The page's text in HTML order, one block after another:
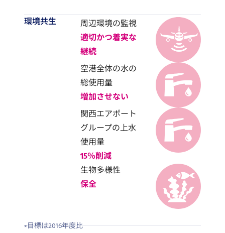
環境共生
周辺環境の監視
適切かつ着実な
継続
空港全体の水の
総使用量
増加させない
関西エアポート
グループの上水
使用量
15％削減
生物多様性
保全
目標は2016年度比